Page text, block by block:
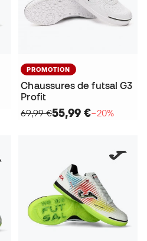
PROMOTION
Chaussures de futsal G3
Profit
69,99 €55,99 €−20%